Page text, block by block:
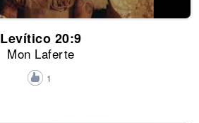
Levítico 20:9
Mon Laferte
1